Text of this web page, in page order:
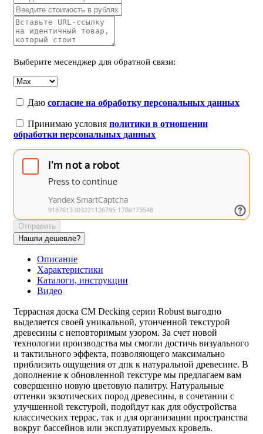
Выберите месенджер для обратной связи:
Даю согласие на обработку персональных данных
Принимаю условия политики в отношении
обработки персональных данных
Отправить
Нашли дешевле?
Описание
Характеристики
Каталоги, инструкции
Видео
Террасная доска CM Decking серии Robust выгодно
выделяется своей уникальной, утонченной текстурой
древесины с неповторимым узором. За счет новой
технологии производства мы смогли достичь визуального
и тактильного эффекта, позволяющего максимально
приблизить ощущения от дпк к натуральной древесине. В
дополнение к обновленной текстуре мы предлагаем вам
совершенно новую цветовую палитру. Натуральные
оттенки экзотических пород древесины, в сочетании с
улучшенной текстурой, подойдут как для обустройства
классических террас, так и для организации пространства
вокруг бассейнов или эксплуатируемых кровель.